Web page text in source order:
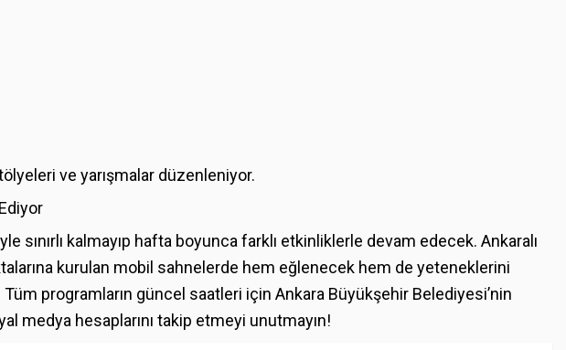
ve yarışmalar düzenleniyor.
sınırlı kalmayıp hafta boyunca farklı etkinliklerle devam edecek. Ankaralı
kurulan mobil sahnelerde hem eğlenecek hem de yeteneklerini
programların güncel saatleri için Ankara Büyükşehir Belediyesi’nin
medya hesaplarını takip etmeyi unutmayın!